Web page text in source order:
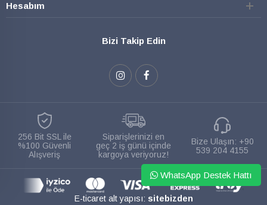
Hesabım
Bizi Takip Edin
256 Bit SSL ile
%100 Güvenli
Alışveriş
Siparişlerinizi en
geç 2 iş günü içinde
kargoya veriyoruz!
Bize Ulaşın: +90
539 204 4155
E-ticaret alt yapısı: sitebizden
WhatsApp Destek Hattı